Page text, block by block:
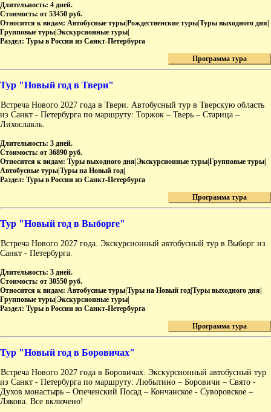
Длительность: 4 дней.
Стоимость: от 53450 руб.
Относится к видам: Автобусные туры|Рождественские туры|Туры выходного дня|
Групповые туры|Экскурсионные туры|
Раздел: Туры в России из Санкт-Петербурга
Программа тура
Тур "Новый год в Твери"
Встреча Нового 2027 года в Твери. Автобусный тур в Тверскую область
из Санкт - Петербурга по маршруту: Торжок – Тверь – Старица –
Лихославль.
Длительность: 3 дней.
Стоимость: от 36890 руб.
Относится к видам: Туры выходного дня|Экскурсионные туры|Групповые туры|
Автобусные туры|Туры на Новый год|
Раздел: Туры в России из Санкт-Петербурга
Программа тура
Тур "Новый год в Выборге"
Встреча Нового 2027 года. Экскурсионный автобусный тур в Выборг из
Санкт - Петербурга.
Длительность: 3 дней.
Стоимость: от 30550 руб.
Относится к видам: Автобусные туры|Туры на Новый год|Туры выходного дня|
Групповые туры|Экскурсионные туры|
Раздел: Туры в России из Санкт-Петербурга
Программа тура
Тур "Новый год в Боровичах"
Встреча Нового 2027 года в Боровичах. Экскурсионный автобусный тур
из Санкт - Петербурга по маршруту: Любытино – Боровичи – Свято -
Духов монастырь – Опеченский Посад – Кончанское - Суворовское –
Лякова. Все включено!